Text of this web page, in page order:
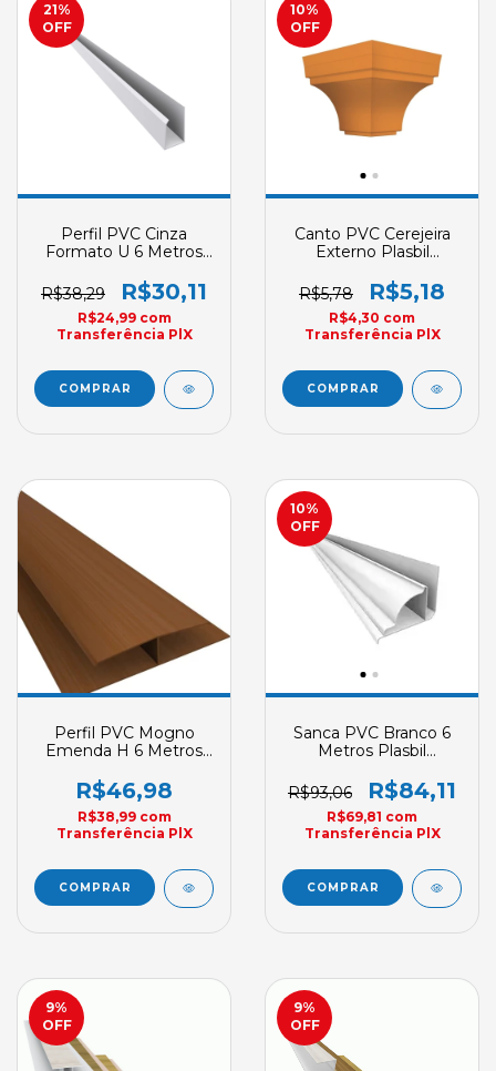
21%
OFF
Perfil PVC Cinza
Formato U 6 Metros
Acabamento
Convencional
R$38,29 R$30,11
R$24,99 com
Transferência PlX
10%
OFF
Canto PVC Cerejeira
Externo Plasbil
Clique
R$5,78 R$5,18
R$4,30 com
Transferência PlX
Perfil PVC Mogno
Emenda H 6 Metros
R$46,98
R$38,99 com
Transferência PlX
10%
OFF
Sanca PVC Branco 6
Metros Plasbil
Acabamento
R$93,06 R$84,11
R$69,81 com
Transferência PlX
9%
OFF
9%
OFF